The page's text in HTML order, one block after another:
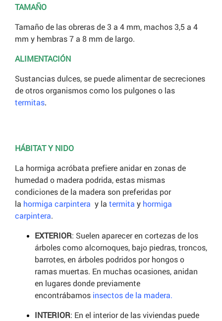
TAMAÑO
Tamaño de las obreras de 3 a 4 mm, machos 3,5 a 4
mm y hembras 7 a 8 mm de largo.
ALIMENTACIÓN
Sustancias dulces, se puede alimentar de secreciones
de otros organismos como los pulgones o las
termitas.
HÁBITAT Y NIDO
La hormiga acróbata prefiere anidar en zonas de
humedad o madera podrida, estas mismas
condiciones de la madera son preferidas por
la hormiga carpintera y la termita y hormiga
carpintera.
EXTERIOR: Suelen aparecer en cortezas de los
árboles como alcornoques, bajo piedras, troncos,
barrotes, en árboles podridos por hongos o
ramas muertas. En muchas ocasiones, anidan
en lugares donde previamente
encontrábamos insectos de la madera.
INTERIOR: En el interior de las viviendas puede